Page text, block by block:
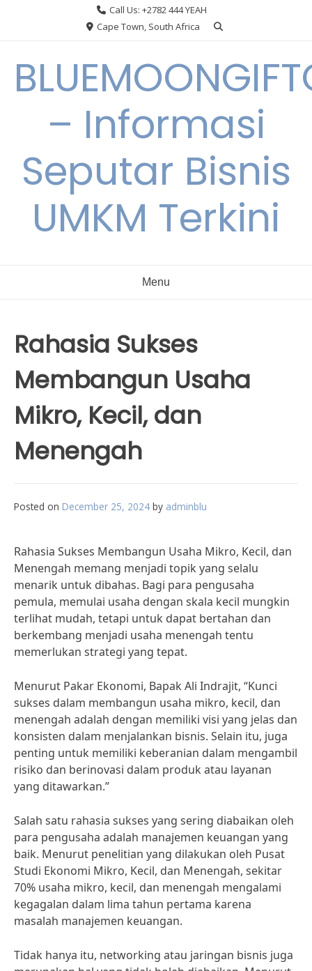
Call Us: +2782 444 YEAH
Cape Town, South Africa
– Informasi
Seputar Bisnis
UMKM Terkini
Menu
Rahasia Sukses
Membangun Usaha
Mikro, Kecil, dan
Menengah
Posted on December 25, 2024 by adminblu
Rahasia Sukses Membangun Usaha Mikro, Kecil, dan
Menengah memang menjadi topik yang selalu
menarik untuk dibahas. Bagi para pengusaha
pemula, memulai usaha dengan skala kecil mungkin
terlihat mudah, tetapi untuk dapat bertahan dan
berkembang menjadi usaha menengah tentu
memerlukan strategi yang tepat.
Menurut Pakar Ekonomi, Bapak Ali Indrajit, “Kunci
sukses dalam membangun usaha mikro, kecil, dan
menengah adalah dengan memiliki visi yang jelas dan
konsisten dalam menjalankan bisnis. Selain itu, juga
penting untuk memiliki keberanian dalam mengambil
risiko dan berinovasi dalam produk atau layanan
yang ditawarkan.”
Salah satu rahasia sukses yang sering diabaikan oleh
para pengusaha adalah manajemen keuangan yang
baik. Menurut penelitian yang dilakukan oleh Pusat
Studi Ekonomi Mikro, Kecil, dan Menengah, sekitar
70% usaha mikro, kecil, dan menengah mengalami
kegagalan dalam lima tahun pertama karena
masalah manajemen keuangan.
Tidak hanya itu, networking atau jaringan bisnis juga